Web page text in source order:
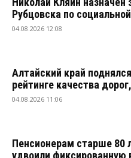
Рубцовска по
04.08.2026 12:08
Алтайский край
рейтинге качества
04.08.2026 11:06
Пенсионерам старше 80